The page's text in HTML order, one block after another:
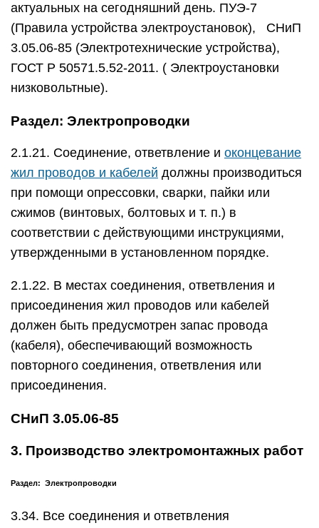
актуальных на сегодняшний день. ПУЭ-7
(Правила устройства электроустановок), СНиП
3.05.06-85 (Электротехнические устройства),
ГОСТ Р 50571.5.52-2011. ( Электроустановки
низковольтные).
Раздел: Электропроводки
2.1.21. Соединение, ответвление и оконцевание
жил проводов и кабелей должны производиться
при помощи опрессовки, сварки, пайки или
сжимов (винтовых, болтовых и т. п.) в
соответствии с действующими инструкциями,
утвержденными в установленном порядке.
2.1.22. В местах соединения, ответвления и
присоединения жил проводов или кабелей
должен быть предусмотрен запас провода
(кабеля), обеспечивающий возможность
повторного соединения, ответвления или
присоединения.
СНиП 3.05.06-85
3. Производство электромонтажных работ
Раздел: Электропроводки
3.34. Все соединения и ответвления